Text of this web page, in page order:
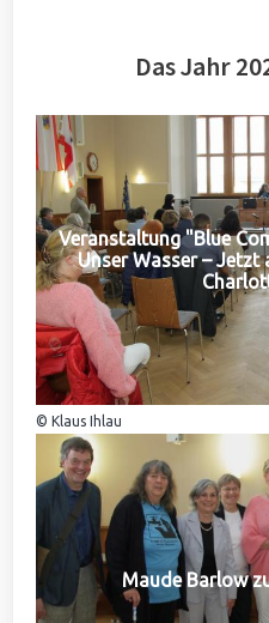
Das Jahr
Veranstaltung "Blue
Unser Wasser – Jetzt
© Klaus Ihlau
Maude Barlow